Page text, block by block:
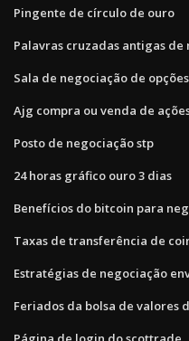
Pingente de círculo de ouro
Palavras cruzadas antigas
Sala de negociação de
Ajg compra ou venda de
Posto de negociação stp
24 horas gráfico ouro 3 dias
Benefícios do bitcoin para
Taxas de transferência de
Estratégias de negociação
Feriados da bolsa de valores